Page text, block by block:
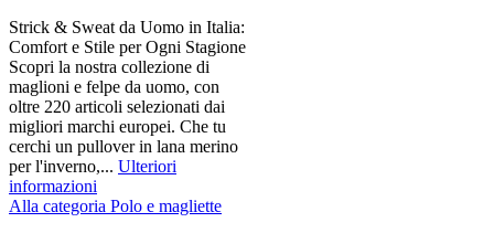
Strick & Sweat da Uomo in Italia:
Comfort e Stile per Ogni Stagione
Scopri la nostra collezione di
maglioni e felpe da uomo, con
oltre 220 articoli selezionati dai
migliori marchi europei. Che tu
cerchi un pullover in lana merino
per l'inverno,... Ulteriori
informazioni
Alla categoria Polo e magliette